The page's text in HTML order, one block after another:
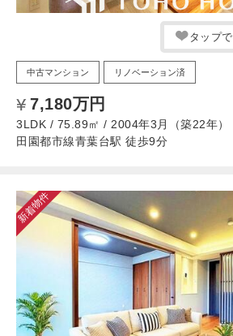
タップで
中古マンション リノベーション済
7,180万円
3LDK / 75.89㎡ / 2004年3月（築22年）
田園都市線青葉台駅 徒歩9分
新着物件